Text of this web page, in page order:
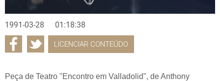
1991-03-28 01:18:38
LICENCIAR CONTEÚDO
Peça de Teatro "Encontro em Valladolid", de Anthony